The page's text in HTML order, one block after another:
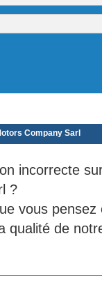
Company Sarl
incorrecte
?
vous
qualité de